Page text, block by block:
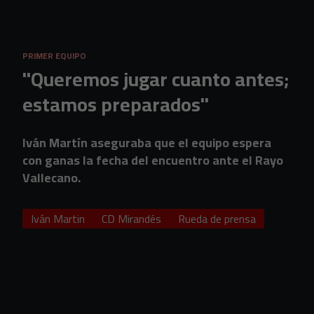
PRIMER EQUIPO
"Queremos jugar cuanto antes;
estamos preparados"
Iván Martín aseguraba que el equipo espera
con ganas la fecha del encuentro ante el Rayo
Vallecano.
Iván Martin CD Mirandés Rueda de prensa